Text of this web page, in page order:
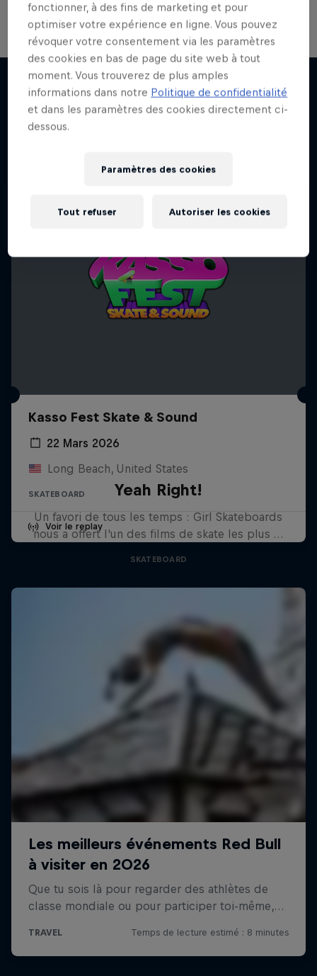
Voir le replay
J'EN VEUX ENCORE !
Skate Tales
Découvre le monde du skate avec Madars Apse
Kasso Fest Skate & Sound
22 Mars 2026
Long Beach, United States
SKATEBOARD
Voir le replay
Yeah Right!
Un favori de tous les temps : Girl Skateboards
nous a offert l'un des films de skate les plus …
SKATEBOARD
fonctionner, à des fins de marketing et pour
optimiser votre expérience en ligne. Vous pouvez
révoquer votre consentement via les paramètres
des cookies en bas de page du site web à tout
moment. Vous trouverez de plus amples
informations dans notre Politique de confidentialité
et dans les paramètres des cookies directement ci-
dessous.
Paramètres des cookies
Tout refuser Autoriser les cookies